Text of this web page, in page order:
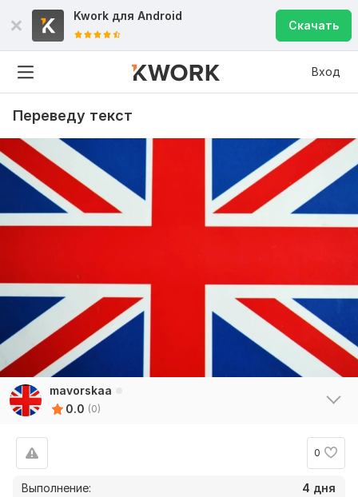
Kwork для Android
Скачать
Вход
Переведу текст
mavorskaa
0.0 (0)
0
Выполнение:
4 дня